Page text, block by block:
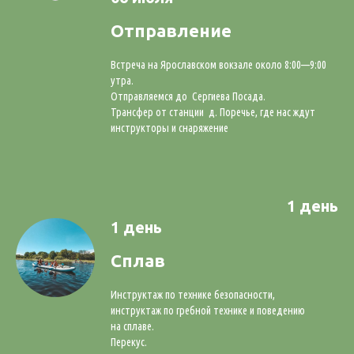
Отправление
Встреча на Ярославском вокзале около 8:00—9:00
утра.
Отправляемся до Сергиева Посада.
Трансфер от станции д. Поречье, где нас ждут
инструкторы и снаряжение
1 день
1 день
Сплав
Инструктаж по технике безопасности,
инструктаж по гребной технике и поведению
на сплаве.
Перекус.